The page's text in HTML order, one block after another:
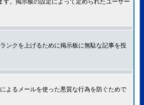
。掲示板の設定によって定められたユーザー
ンクを上げるために掲示板に無駄な記事を投
よるメールを使った悪質な行為を防ぐためで